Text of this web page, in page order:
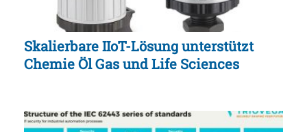
Skalierbare IIoT-Lösung unterstützt
Chemie Öl Gas und Life Sciences